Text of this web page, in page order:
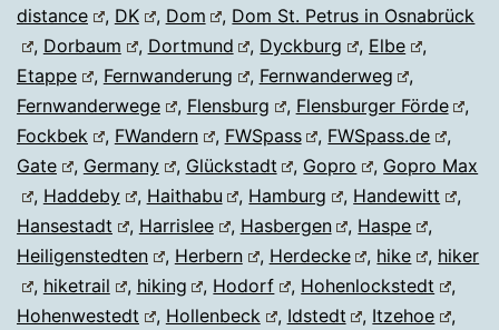
distance
, DK , Dom , Dom St. Petrus in Osnabrück
, Dorbaum , Dortmund , Dyckburg , Elbe
,
Etappe
, Fernwanderung , Fernwanderweg
,
Fernwanderwege
, Flensburg , Flensburger Förde
,
Fockbek
, FWandern , FWSpass , FWSpass.de
,
Gate
, Germany , Glückstadt , Gopro , Gopro Max
, Haddeby , Haithabu , Hamburg , Handewitt
,
Hansestadt
, Harrislee , Hasbergen , Haspe
,
Heiligenstedten
, Herbern , Herdecke , hike , hiker
, hiketrail , hiking , Hodorf , Hohenlockstedt
,
Hohenwestedt
, Hollenbeck , Idstedt , Itzehoe
,